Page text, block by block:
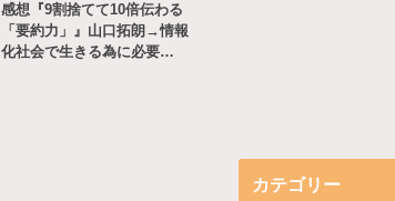
感想『9割捨てて10倍伝わる
「要約力」』山口拓朗→情報
化社会で生きる為に必要…
カテゴリー